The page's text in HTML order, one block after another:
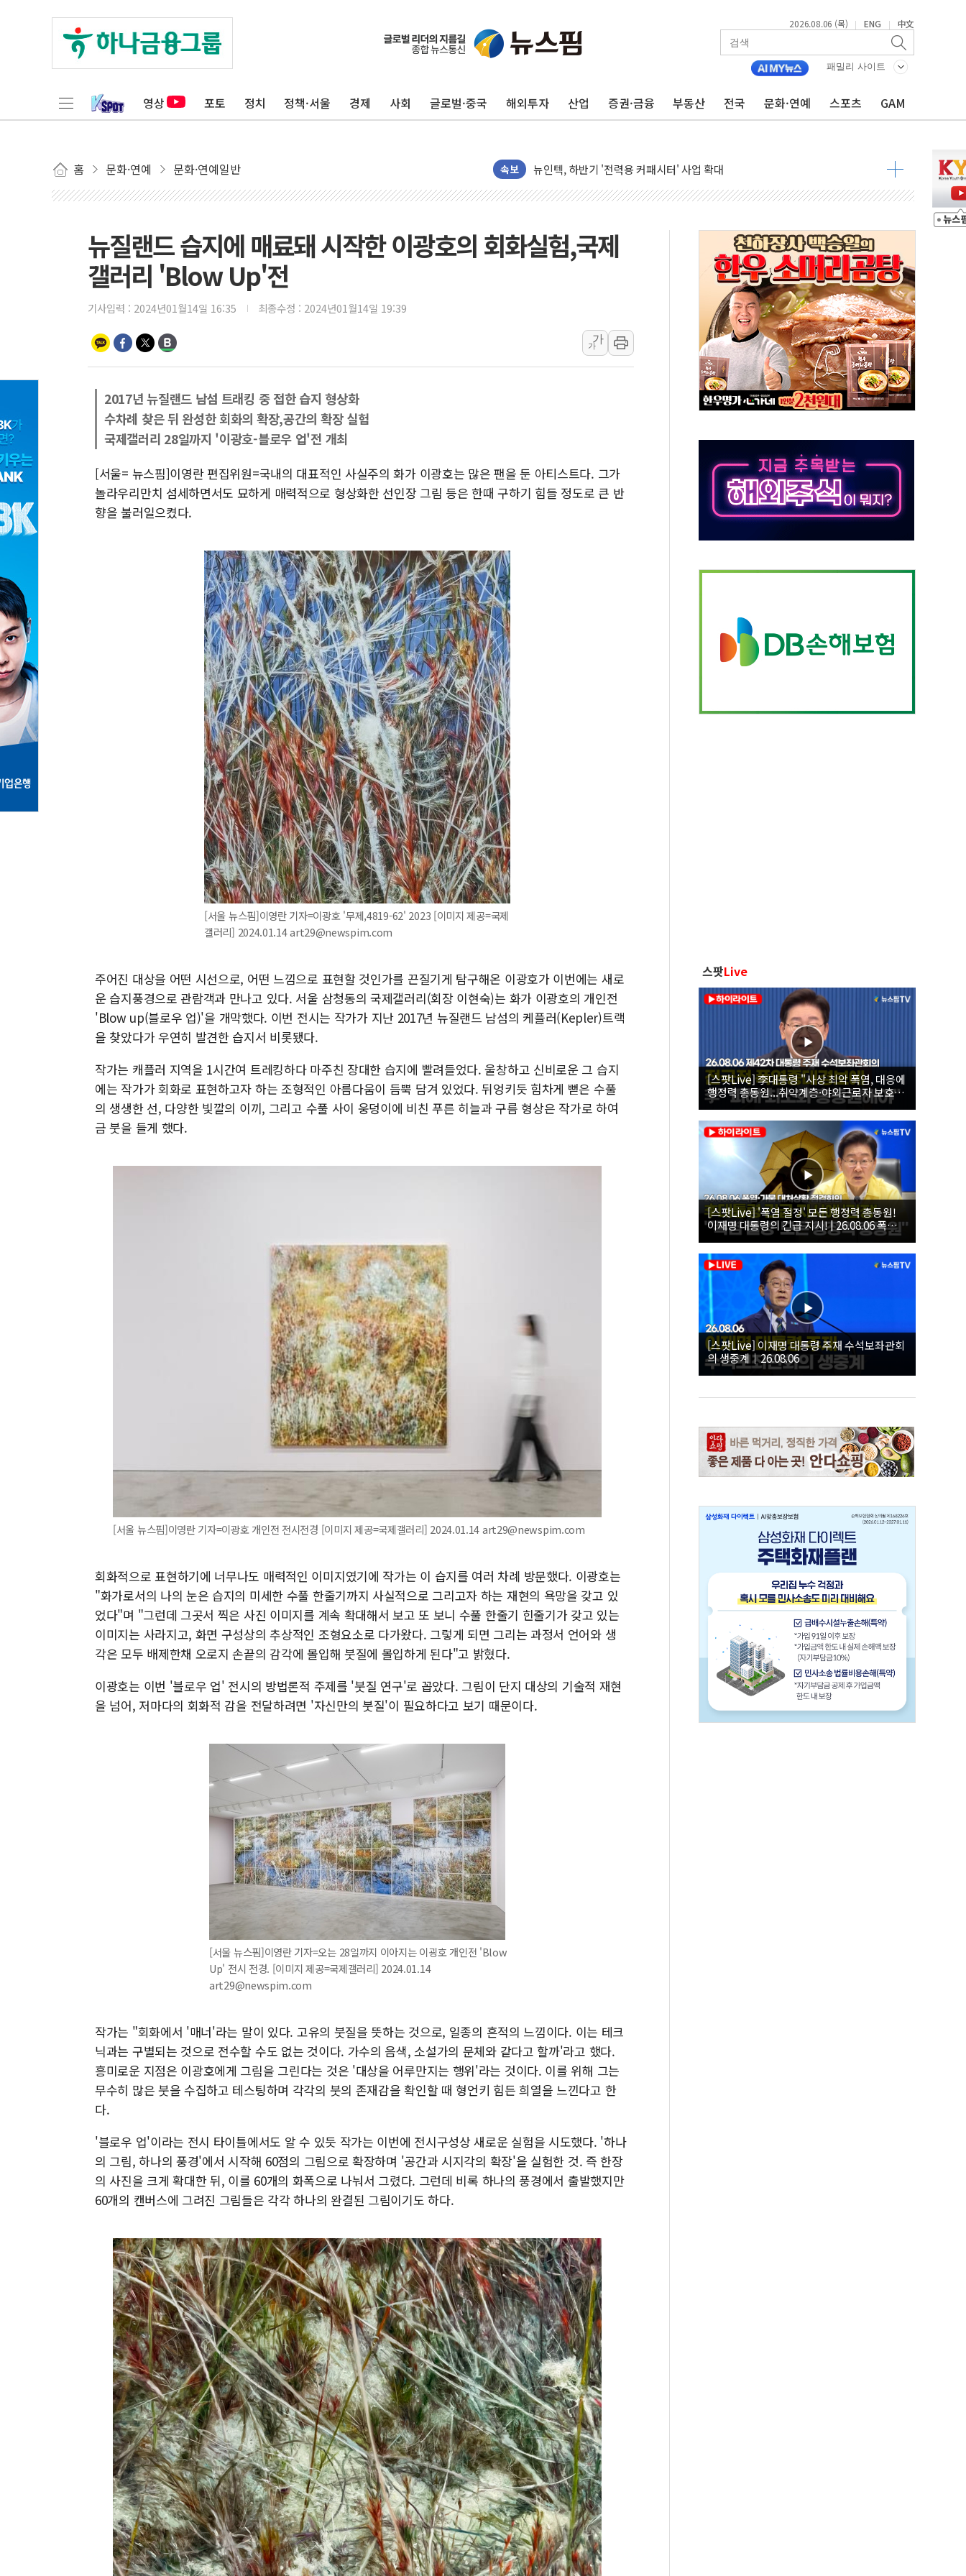
2026.08.06 (목) | ENG | 中文
패밀리 사이트
영상 포토 정치 정책·서울 경제 사회 글로벌·중국 해외투자 산업 증권·금융 부동산 전국 문화·연예 스포츠 GAM
홈 문화·연예 문화·연예일반 속보
[단독] "입주민 갑질 아니다"…원주 A아파트 '입주민 3인방' 정면 반박
듀오백 정관영 대표, 자사주 추가 매입
BGF리테일, 2분기 영업익 849억원…전년 比 22.3%↑
포스코, 희귀가스 사업 항공우주·방산으로 넓힌다
진원생명과학, '코로나19 DNA 백신 플랫폼' 美 특허 확보
경북도·대구시 '2차 공공기관 이전' 대응 '맞손'
서울 아파트값 0.26%↑…상승폭 커졌지만 고가주택 밀집된 강남·서초 둔화
효성중공업, 덴마크에 초고압변압기 첫 공급...국가 전력망에 첫 입성
딥시크, AI 서비스 가격 대대적 인상 계획...업계 파장 예고
CJ프레시웨이, 2분기 영업익 14.2% 감소…"온라인 사업으로 성장"
초박빙 경선에 친명계 '추가 투표' 요구...친청계 응집력 '희석' 전략 통할까
구리시 입주업종 확대…'현대 테라타워 구리갈매' 공급
정점식 "사관학교 통합 정치 프레임에 졸속 추진…'잼데믹' 안보까지 몰고 와"
장동혁 "李대통령 재판 재개해야 여론조사 51.9%…그것이 국민의 뜻"
日, 아키타에 일본 최대 규모의 AI 데이터센터 건설 추진
[종합] 李대통령 "취약계층 안부에 AI 활용…이주노동자 폭염 방치, 국격 훼손"
뉴질랜드 습지에 매료돼 시작한 이광호의 회화실험,국제
갤러리 'Blow Up'전
기사입력 : 2024년01월14일 16:35 최종수정 : 2024년01월14일 19:39
가
가
2017년 뉴질랜드 남섬 트래킹 중 접한 습지 형상화
수차례 찾은 뒤 완성한 회화의 확장,공간의 확장 실험
국제갤러리 28일까지 '이광호-블로우 업'전 개최
[서울= 뉴스핌]이영란 편집위원=국내의 대표적인 사실주의 화가 이광호는 많은 팬을 둔 아티스트다. 그가
놀라우리만치 섬세하면서도 묘하게 매력적으로 형상화한 선인장 그림 등은 한때 구하기 힘들 정도로 큰 반
향을 불러일으켰다.
[서울 뉴스핌]이영란 기자=이광호 '무제,4819-62' 2023 [이미지 제공=국제
갤러리] 2024.01.14 art29@newspim.com
주어진 대상을 어떤 시선으로, 어떤 느낌으로 표현할 것인가를 끈질기게 탐구해온 이광호가 이번에는 새로
운 습지풍경으로 관람객과 만나고 있다. 서울 삼청동의 국제갤러리(회장 이현숙)는 화가 이광호의 개인전
'Blow up(블로우 업)'을 개막했다. 이번 전시는 작가가 지난 2017년 뉴질랜드 남섬의 케플러(Kepler)트랙
을 찾았다가 우연히 발견한 습지서 비롯됐다.
작가는 캐플러 지역을 1시간여 트레킹하다 마주친 장대한 습지에 빨려들었다. 울창하고 신비로운 그 습지
에는 작가가 회화로 표현하고자 하는 조형적인 아름다움이 듬뿍 담겨 있었다. 뒤엉키듯 힘차게 뻗은 수풀
의 생생한 선, 다양한 빛깔의 이끼, 그리고 수풀 사이 웅덩이에 비친 푸른 히늘과 구름 형상은 작가로 하여
금 붓을 들게 했다.
[서울 뉴스핌]이영란 기자=이광호 개인전 전시전경 [이미지 제공=국제갤러리] 2024.01.14 art29@newspim.com
회화적으로 표현하기에 너무나도 매력적인 이미지였기에 작가는 이 습지를 여러 차례 방문했다. 이광호는
"화가로서의 나의 눈은 습지의 미세한 수풀 한줄기까지 사실적으로 그리고자 하는 재현의 욕망을 갖고 있
었다"며 "그런데 그곳서 찍은 사진 이미지를 계속 확대해서 보고 또 보니 수풀 한줄기 힌줄기가 갖고 있는
이미지는 사라지고, 화면 구성상의 추상적인 조형요소로 다가왔다. 그렇게 되면 그리는 과정서 언어와 생
각은 모두 배제한채 오로지 손끝의 감각에 몰입해 붓질에 몰입하게 된다"고 밝혔다.
이광호는 이번 '블로우 업' 전시의 방법론적 주제를 '붓질 연구'로 꼽았다. 그림이 단지 대상의 기술적 재현
을 넘어, 저마다의 회화적 감을 전달하려면 '자신만의 붓질'이 필요하다고 보기 때문이다.
[서울 뉴스핌]이영란 기자=오는 28일까지 이아지는 이굉호 개인전 'Blow
Up' 전시 전경. [이미지 제공=국제갤러리] 2024.01.14
art29@newspim.com
작가는 "회화에서 '매너'라는 말이 있다. 고유의 붓질을 뜻하는 것으로, 일종의 흔적의 느낌이다. 이는 테크
닉과는 구별되는 것으로 전수할 수도 없는 것이다. 가수의 음색, 소설가의 문체와 같다고 할까'라고 했다.
흥미로운 지점은 이광호에게 그림을 그린다는 것은 '대상을 어루만지는 행위'라는 것이다. 이를 위해 그는
무수히 많은 붓을 수집하고 테스팅하며 각각의 붓의 존재감을 확인할 때 형언키 힘든 희열을 느낀다고 한
다.
'블로우 업'이라는 전시 타이틀에서도 알 수 있듯 작가는 이번에 전시구성상 새로운 실험을 시도했다. '하나
의 그림, 하나의 풍경'에서 시작해 60점의 그림으로 확장하며 '공간과 시지각의 확장'을 실험한 것. 즉 한장
의 사진을 크게 확대한 뒤, 이를 60개의 화폭으로 나눠서 그렸다. 그런데 비록 하나의 풍경에서 출발했지만
60개의 캔버스에 그려진 그림들은 각각 하나의 완결된 그림이기도 하다.
스팟Live
[스팟Live] 李대통령 "사상 최악 폭염, 대응에
행정력 총동원...취약계층·야외근로자 보호에
힘써야"｜26.08.06 제42차 대통령 주재 수석
보좌관회의
[스팟Live] '폭염 절정' 모든 행정력 총동원!
이재명 대통령의 긴급 지시! | 26.08.06 폭염•
가뭄 대처상황 점검회의
[스팟Live] 이재명 대통령 주재 수석보좌관회
의 생중계｜26.08.06